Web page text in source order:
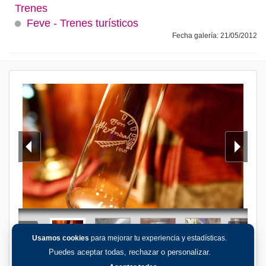
Usamos cookies para mejorar tu experiencia y estadísticas.
Puedes aceptar todas, rechazar o personalizar.
Trenes
Feve - Trenes turísticos
Fecha galería: 21/05/2012